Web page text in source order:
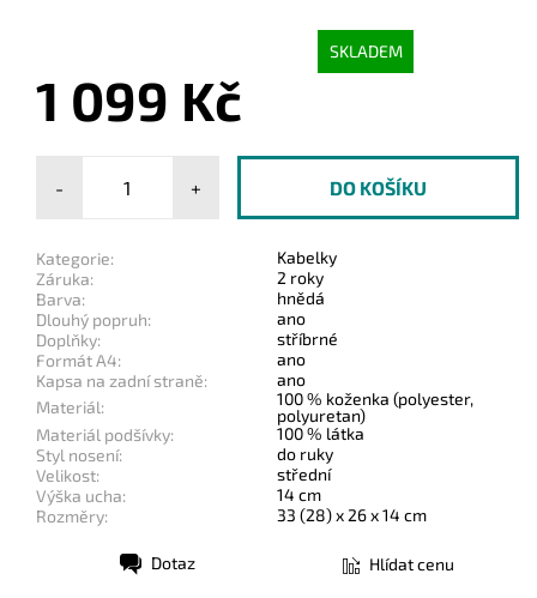
SKLADEM
1 099 Kč
- +
Kategorie:
Kabelky
Záruka:
2 roky
Barva:
hnědá
Dlouhý popruh:
ano
Doplňky:
stříbrné
Formát A4:
ano
Kapsa na zadní straně:
ano
Materiál:
100 % koženka (polyester,
polyuretan)
Materiál podšívky:
100 % látka
Styl nosení:
do ruky
Velikost:
střední
Výška ucha:
14 cm
Rozměry:
33 (28) x 26 x 14 cm
Dotaz Hlídat cenu